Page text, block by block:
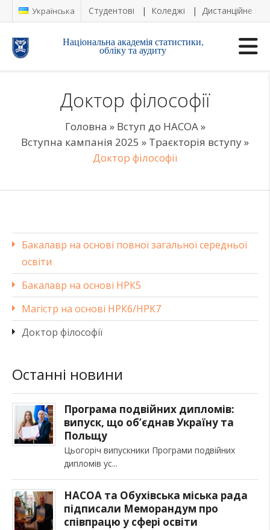
Українська Студентові Коледжі Дистанційне
Національна академія статистики,
обліку та аудиту
Доктор філософії
Головна » Вступ до НАСОА»
Вступна кампанія 2025 » Траєкторія вступу»
Доктор філософії
Бакалавр на основі повної загальної середньої
освіти
Бакалавр на основі НРК5
Магістр на основі НРК6/НРК7
Доктор філософії
Останні новини
Програма подвійних дипломів:
випуск, що об’єднав Україну та
Польщу
Цьогоріч випускники Програми подвійних
дипломів ус
НАСОА та Обухівська міська рада
підписали Меморандум про
співпрацю у сфері освіти